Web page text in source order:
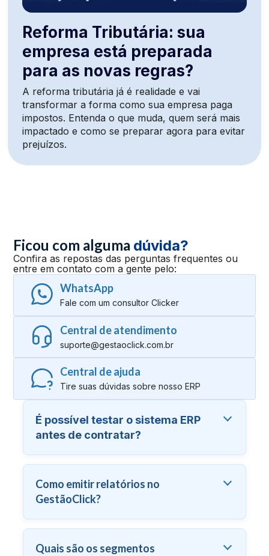
Reforma Tributária: sua
empresa está preparada
para as novas regras?
A reforma tributária já é realidade e vai
transformar a forma como sua empresa paga
impostos. Entenda o que muda, quem será mais
impactado e como se preparar agora para evitar
prejuízos.
Ficou com alguma dúvida?
Confira as repostas das perguntas frequentes ou
entre em contato com a gente pelo:
WhatsApp
Fale com um consultor Clicker
Central de atendimento
suporte@gestaoclick.com.br
Central de ajuda
Tire suas dúvidas sobre nosso ERP
É possível testar o sistema ERP
antes de contratar?
Como emitir relatórios no
GestãoClick?
Quais são os segmentos